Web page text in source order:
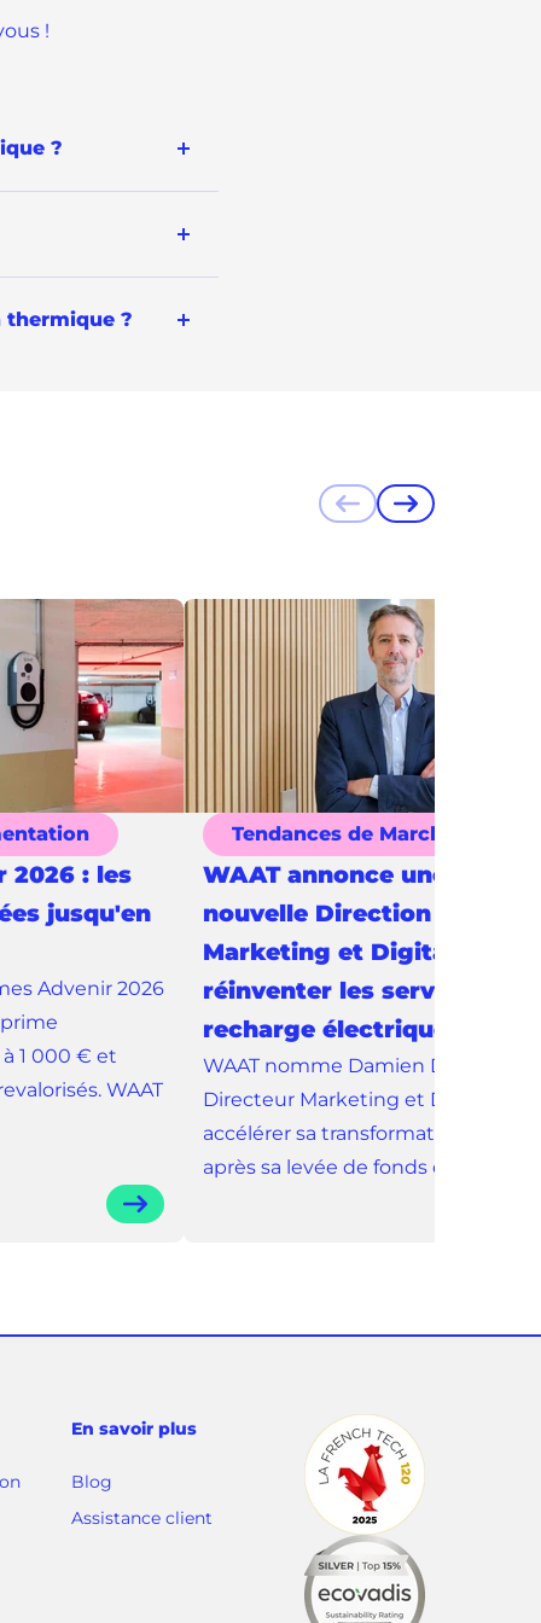
!
?
thermique ?
PrécédentSuivant
2026 : les
jusqu'en
Advenir 2026
1 000 € et
WAAT
Tendances de Marché
WAAT annonce une
nouvelle Direction
Marketing et Digital pour
réinventer les services de
recharge électrique
WAAT nomme Damien
Directeur Marketing et Digital
accélérer sa transformation digitale
après sa levée de fonds de 100 M€.
En savoir plus
Blog
Assistance client(